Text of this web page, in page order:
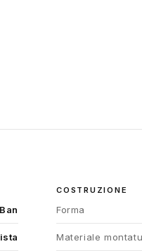
COSTRUZIONE
Forma
Materiale